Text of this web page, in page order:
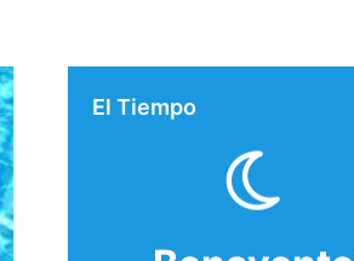
El Tiempo